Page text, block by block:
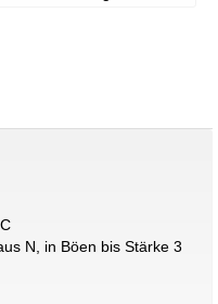
N, in Böen bis Stärke 3